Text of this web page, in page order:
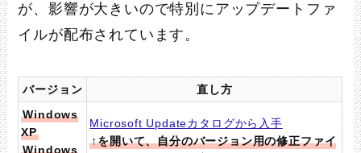
が、影響が大きいので特別にアップデートファ
イルが配布されています。
バージョン
直し方
Windows
XP
Windows
Microsoft Updateカタログから入手
↑を開いて、自分のバージョン用の修正ファイ